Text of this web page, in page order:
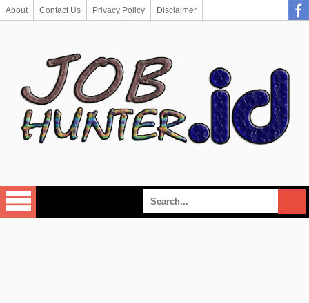
About Contact Us Privacy Policy Disclaimer